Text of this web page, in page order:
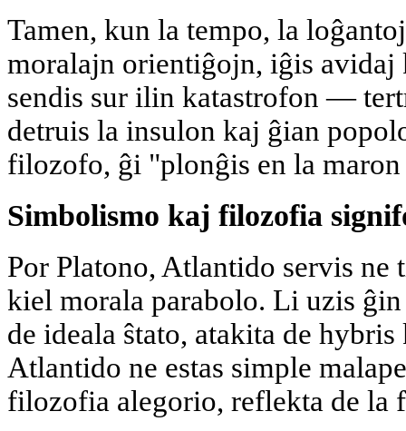
Tamen, kun la tempo, la
moralajn orientiĝojn, iĝis
sendis sur ilin katastrofon —
detruis la insulon kaj ĝian
filozofo, ĝi "plonĝis en la
Simbolismo kaj filozofia
Por Platono, Atlantido servis
kiel morala parabolo. Li uzis
de ideala ŝtato, atakita de
Atlantido ne estas simple
filozofia alegorio, reflekta de la